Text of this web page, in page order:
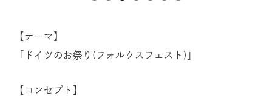
【テーマ】
「ドイツのお祭り(フォルクスフェスト)」
【コンセプト】